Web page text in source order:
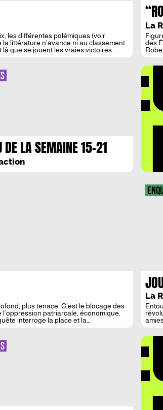
les différentes polémiques (voir
littérature n’avance ni au classement
que se jouent les vraies victoires.
La
des
et
de
DE LA SEMAINE 15-21
LA
plus tenace. C’est le blocage des
patriarcale, économique,
interroge la place et la
La
leur